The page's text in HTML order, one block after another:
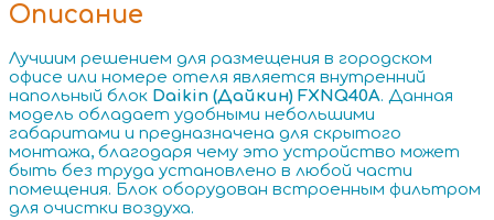
Описание
Лучшим решением для размещения в городском
офисе или номере отеля является внутренний
напольный блок Daikin (Дайкин) FXNQ40A. Данная
модель обладает удобными небольшими
габаритами и предназначена для скрытого
монтажа, благодаря чему это устройство может
быть без труда установлено в любой части
помещения. Блок оборудован встроенным фильтром
для очистки воздуха.